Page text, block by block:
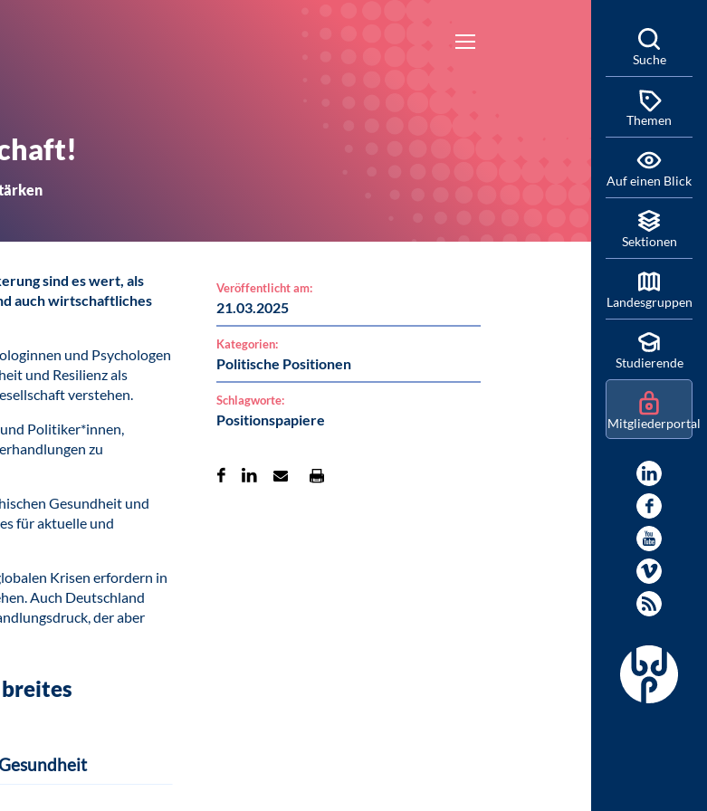
sind es wert, als
auch wirtschaftliches
und Psychologen
und Resilienz als
verstehen.
Politiker*innen,
zu
Gesundheit und
für aktuelle und
Krisen erfordern in
Auch Deutschland
der aber
und Wohlstand
Veröffentlicht am:
21.03.2025
Kategorien:
Politische Positionen
Schlagworte:
Positionspapiere
Suche
Themen
Auf einen Blick
Sektionen
Landesgruppen
Studierende
Mitgliederportal